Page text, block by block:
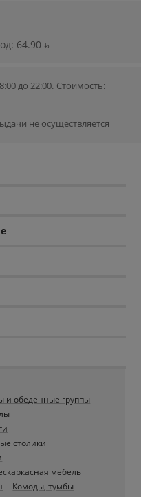
64.90 ƃ
до 22:00. Стоимость:
не осуществляется
и обеденные группы
столики
мебель
Комоды, тумбы